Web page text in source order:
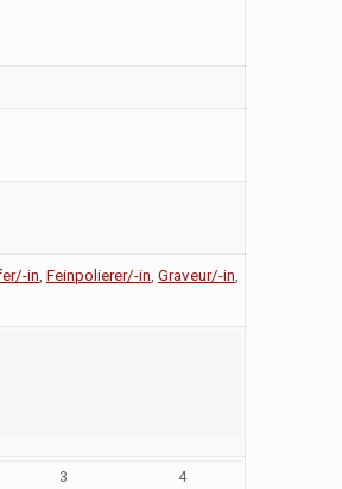
in Feinpolierer/-in Graveur/-in
3 4